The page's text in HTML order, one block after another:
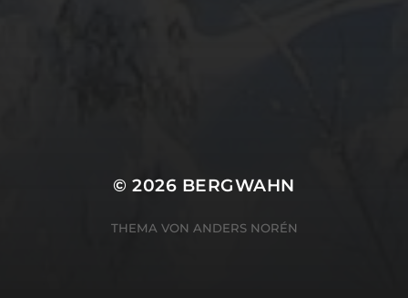
© 2026 BERGWAHN
THEMA VON ANDERS NORÉN